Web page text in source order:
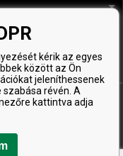
kérik az egyes
között az Ön
jeleníthessenek
révén. A
kattintva adja